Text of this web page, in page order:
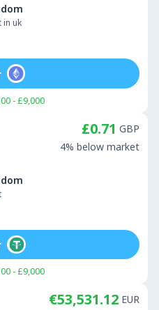
in uk
- £9,000
£0.71 GBP
4% below market
- £9,000
€53,531.12 EUR